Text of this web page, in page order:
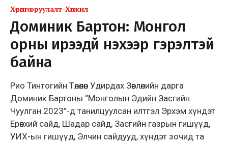
Хөрөнгө оруулалт-Хөгжил
Доминик Бартон: Монгол
орны ирээдүй үнэхээр гэрэлтэй
байна
Рио Тинтогийн Төлөөлөн Удирдах Зөвлөлийн дарга
Доминик Бартоны “Монголын Эдийн Засгийн
Чуулган 2023”-д танилцуулсан илтгэл Эрхэм хүндэт
Ерөнхий сайд, Шадар сайд, Засгийн газрын гишүүд,
УИХ-ын гишүүд, Элчин сайдууд, хүндэт зочид та